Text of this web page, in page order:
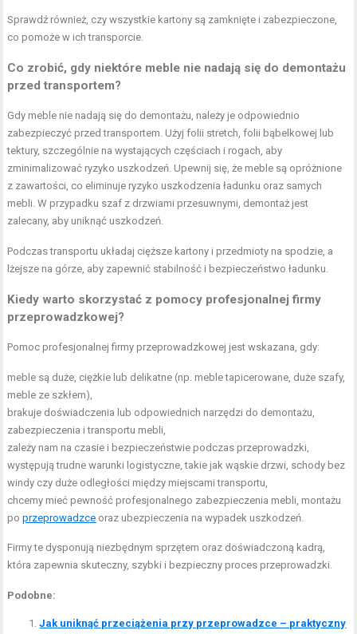
Sprawdź również, czy wszystkie kartony są zamknięte i zabezpieczone,
co pomoże w ich transporcie.
Co zrobić, gdy niektóre meble nie nadają się do demontażu
przed transportem?
Gdy meble nie nadają się do demontażu, należy je odpowiednio
zabezpieczyć przed transportem. Użyj folii stretch, folii bąbelkowej lub
tektury, szczególnie na wystających częściach i rogach, aby
zminimalizować ryzyko uszkodzeń. Upewnij się, że meble są opróżnione
z zawartości, co eliminuje ryzyko uszkodzenia ładunku oraz samych
mebli. W przypadku szaf z drzwiami przesuwnymi, demontaż jest
zalecany, aby uniknąć uszkodzeń.
Podczas transportu układaj cięższe kartony i przedmioty na spodzie, a
lżejsze na górze, aby zapewnić stabilność i bezpieczeństwo ładunku.
Kiedy warto skorzystać z pomocy profesjonalnej firmy
przeprowadzkowej?
Pomoc profesjonalnej firmy przeprowadzkowej jest wskazana, gdy:
meble są duże, ciężkie lub delikatne (np. meble tapicerowane, duże szafy,
meble ze szkłem),
brakuje doświadczenia lub odpowiednich narzędzi do demontażu,
zabezpieczenia i transportu mebli,
zależy nam na czasie i bezpieczeństwie podczas przeprowadzki,
występują trudne warunki logistyczne, takie jak wąskie drzwi, schody bez
windy czy duże odległości między miejscami transportu,
chcemy mieć pewność profesjonalnego zabezpieczenia mebli, montażu
poprzeprowadzce oraz ubezpieczenia na wypadek uszkodzeń.
Firmy te dysponują niezbędnym sprzętem oraz doświadczoną kadrą,
która zapewnia skuteczny, szybki i bezpieczny proces przeprowadzki.
Podobne:
Jak uniknąć przeciążenia przy przeprowadzce – praktyczny